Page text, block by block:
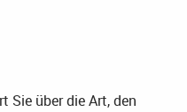
Sie über die Art, den